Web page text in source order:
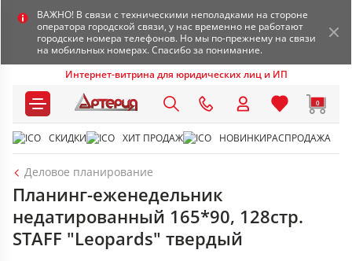
ВАЖНО! В связи с техническими неполадками на стороне
оператора городской связи, у нас временно не работают
городские номера телефонов. Но мы по-прежнему на связи
на мобильных номерах. Спасибо за понимание.
Интернет-витрина для юридических лиц и ИП
0
СКИДКИ ХИТ ПРОДАЖ НОВИНКИРАСПРОДАЖА
Деловое планирование
Планинг-еженедельник
недатированный 165*90, 128стр.
STAFF "Leopards" твердый